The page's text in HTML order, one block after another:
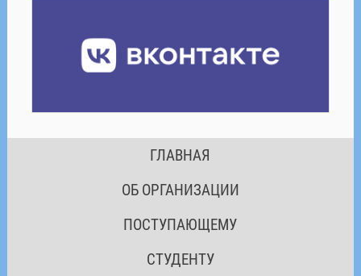
ГЛАВНАЯ
ОБ ОРГАНИЗАЦИИ
ПОСТУПАЮЩЕМУ
СТУДЕНТУ